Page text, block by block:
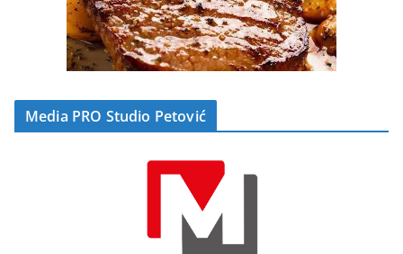
Media PRO Studio Petović